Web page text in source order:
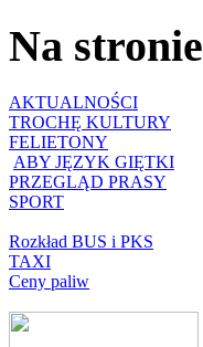
Na stronie
AKTUALNOŚCI
TROCHĘ KULTURY
FELIETONY
ABY JĘZYK GIĘTKI
PRZEGLĄD PRASY
SPORT
Rozkład BUS i PKS
TAXI
Ceny paliw